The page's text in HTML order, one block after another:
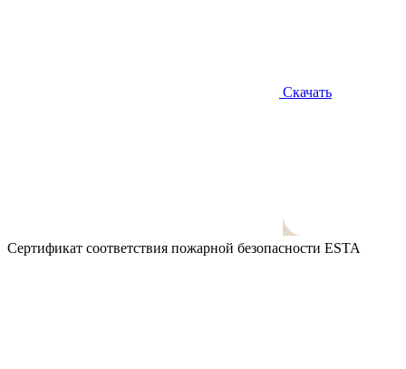
Скачать
Сертификат соответствия пожарной безопасности ESTA